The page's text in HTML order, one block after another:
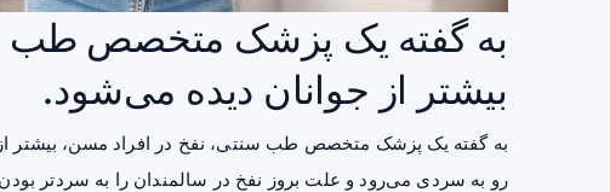
به گفته یک پزشک متخصص طب
بیشتر از جوانان دیده می‌شود.
به گفته یک پزشک متخصص طب سنتی، نفخ در افراد مسن، بیشتر از
رو به سردی می‌رود و علت بروز نفخ در سالمندان را به سردتر بودن